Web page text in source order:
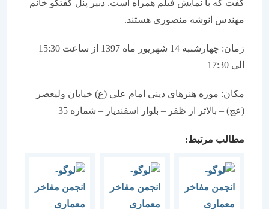
گفت که با نمایش فیلم همراه است. دبیر پنل گفتگو خانم
مهندس انوشه منصوری هستند.
زمان: چهارشنبه 14 شهریور ماه 1397 از ساعت 15:30
مکان: موزه هنرهای دینی امام علی (ع) خیابان ولیعصر
(عج) – بالاتر از ظفر – بلوار اسفندیار – شماره 35
مطالب مرتبط: